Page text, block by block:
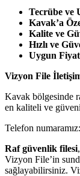
Tecrübe ve
Kavak’a
Kalite ve
Hızlı ve
Uygun
Vizyon File
Kavak bölgesinde
en kaliteli ve
Telefon
Raf güvenlik filesi
Vizyon File’in
sağlayabilirsiniz.